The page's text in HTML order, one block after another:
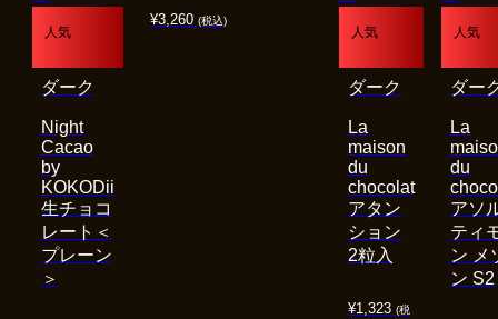
人気
Night
Cacao
by
KOKODii
生チョコ
レート＜
プレーン
＞
ダーク
¥3,260 (税込)
人気
¥1,323 (税
La
maison
du
chocolat
アタン
ション
2粒入
ダーク
人気
La
du
アソ
ティ
ン メ
ン S2
ダー